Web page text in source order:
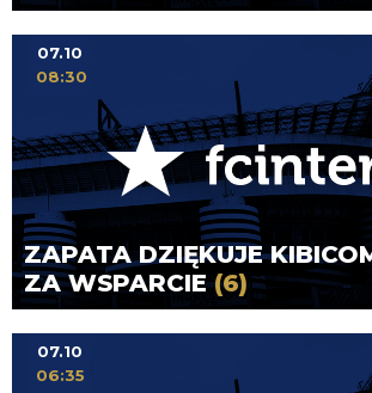
ZAPATA DZIĘKUJE
ZA WSPARCIE(6)
07.10
08:30
07.10
06:35